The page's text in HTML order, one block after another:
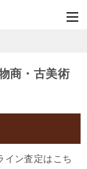
商・古美術
イン査定はこち